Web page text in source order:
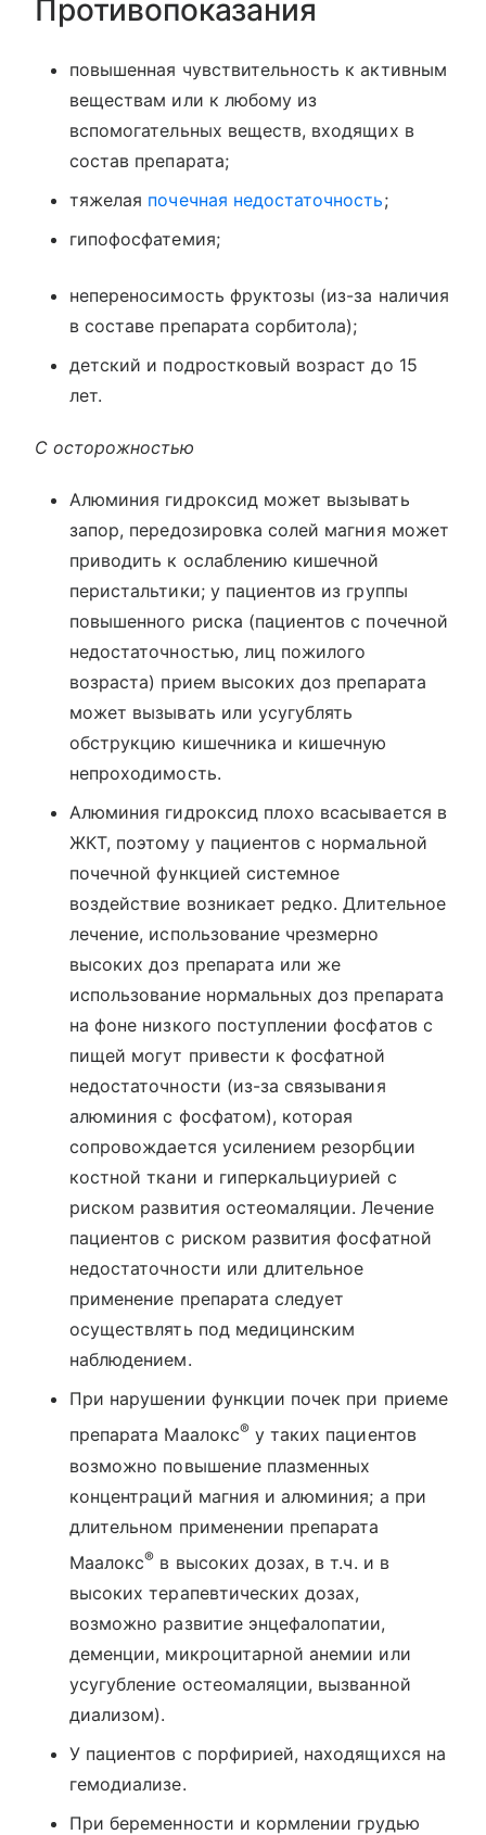
Противопоказания
повышенная чувствительность к активным
веществам или к любому из
вспомогательных веществ, входящих в
состав препарата;
тяжелая почечная недостаточность;
гипофосфатемия;
непереносимость фруктозы (из-за наличия
в составе препарата сорбитола);
детский и подростковый возраст до 15
лет.
С осторожностью
Алюминия гидроксид может вызывать
запор, передозировка солей магния может
приводить к ослаблению кишечной
перистальтики; у пациентов из группы
повышенного риска (пациентов с почечной
недостаточностью, лиц пожилого
возраста) прием высоких доз препарата
может вызывать или усугублять
обструкцию кишечника и кишечную
непроходимость.
Алюминия гидроксид плохо всасывается в
ЖКТ, поэтому у пациентов с нормальной
почечной функцией системное
воздействие возникает редко. Длительное
лечение, использование чрезмерно
высоких доз препарата или же
использование нормальных доз препарата
на фоне низкого поступлении фосфатов с
пищей могут привести к фосфатной
недостаточности (из-за связывания
алюминия с фосфатом), которая
сопровождается усилением резорбции
костной ткани и гиперкальциурией с
риском развития остеомаляции. Лечение
пациентов с риском развития фосфатной
недостаточности или длительное
применение препарата следует
осуществлять под медицинским
наблюдением.
При нарушении функции почек при приеме
препарата Маалокс®у таких пациентов
возможно повышение плазменных
концентраций магния и алюминия; а при
длительном применении препарата
Маалокс® в высоких дозах, в т.ч. и в
высоких терапевтических дозах,
возможно развитие энцефалопатии,
деменции, микроцитарной анемии или
усугубление остеомаляции, вызванной
диализом).
У пациентов с порфирией, находящихся на
гемодиализе.
При беременности и кормлении грудью